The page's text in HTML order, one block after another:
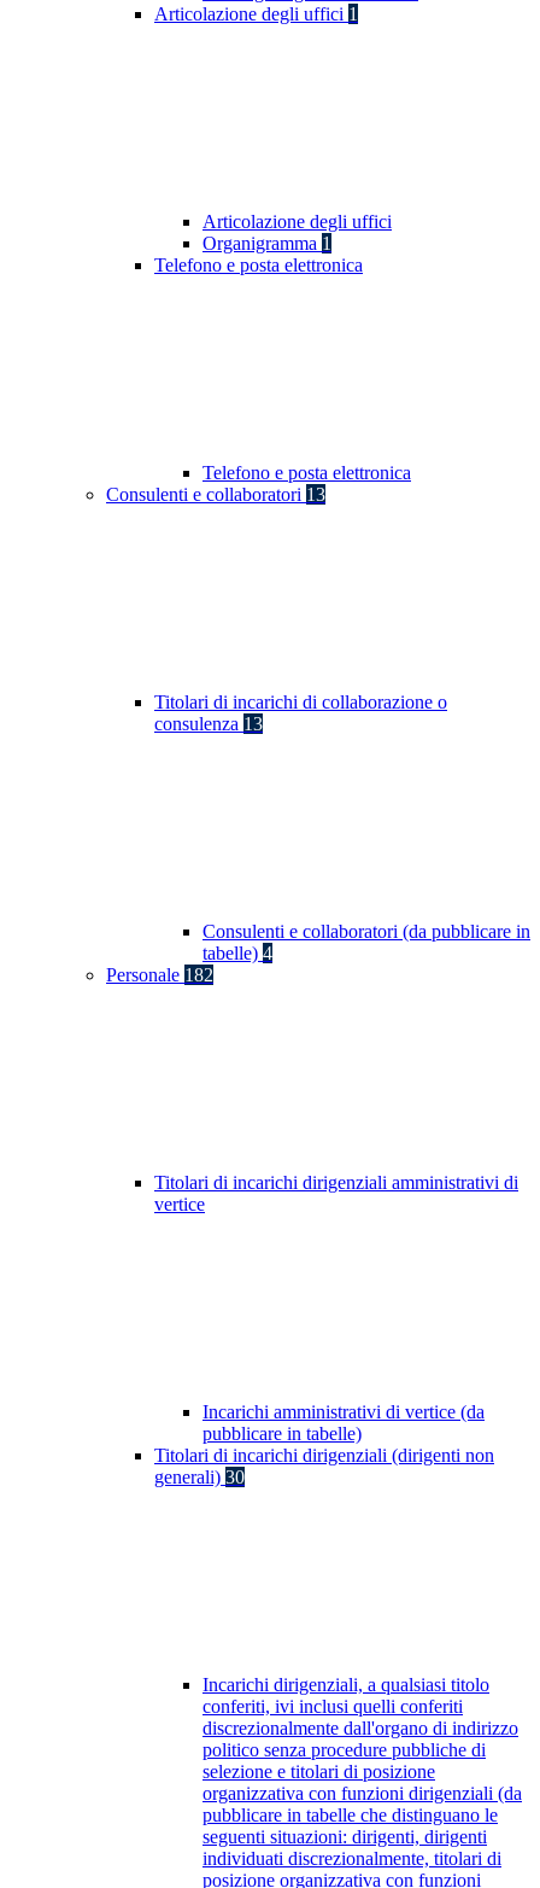
Articolazione degli uffici 1
Articolazione degli uffici
Organigramma 1
Telefono e posta elettronica
Telefono e posta elettronica
Consulenti e collaboratori 13
Titolari di incarichi di collaborazione o
consulenza 13
Consulenti e collaboratori (da pubblicare in
tabelle) 4
Personale 182
Titolari di incarichi dirigenziali amministrativi di
vertice
Incarichi amministrativi di vertice (da
pubblicare in tabelle)
Titolari di incarichi dirigenziali (dirigenti non
generali) 30
Incarichi dirigenziali, a qualsiasi titolo
conferiti, ivi inclusi quelli conferiti
discrezionalmente dall'organo di indirizzo
politico senza procedure pubbliche di
selezione e titolari di posizione
organizzativa con funzioni dirigenziali (da
pubblicare in tabelle che distinguano le
seguenti situazioni: dirigenti, dirigenti
individuati discrezionalmente, titolari di
posizione organizzativa con funzioni